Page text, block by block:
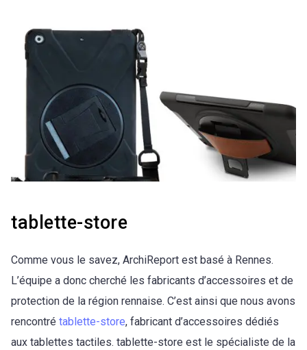
tablette-store
Comme vous le savez, ArchiReport est basé à Rennes.
L’équipe a donc cherché les fabricants d’accessoires et de
protection de la région rennaise. C’est ainsi que nous avons
rencontré tablette-store, fabricant d’accessoires dédiés
aux tablettes tactiles. tablette-store est le spécialiste de la